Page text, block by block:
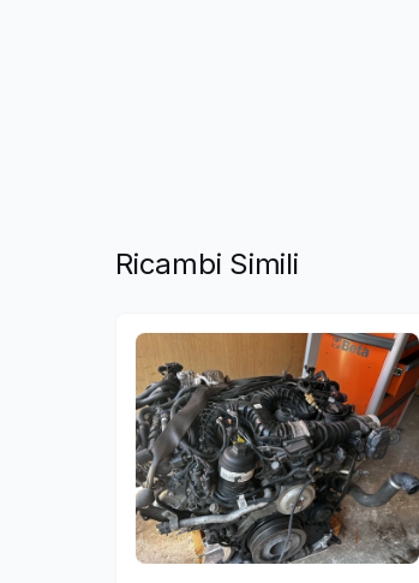
Ricambi Simili